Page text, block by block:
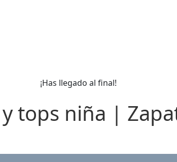
¡Has llegado al final!
tops niña |